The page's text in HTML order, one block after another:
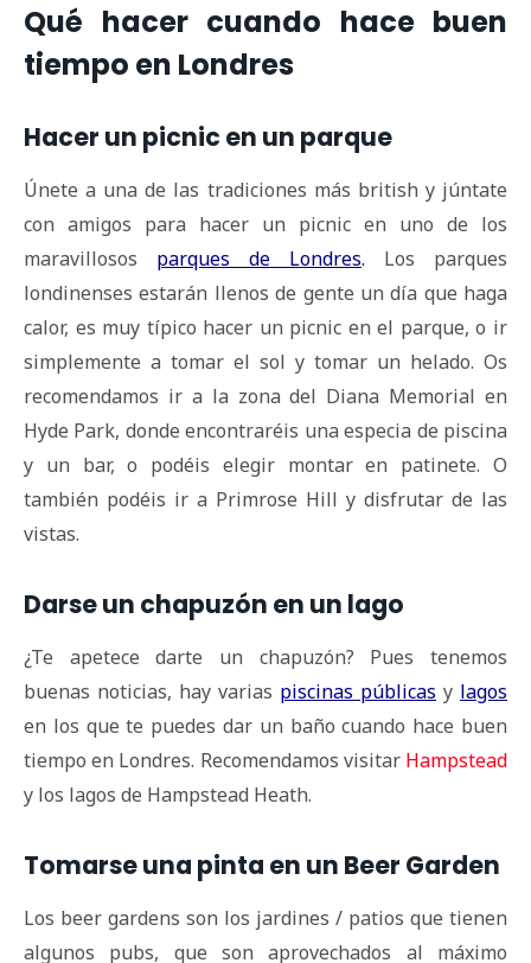
Qué hacer cuando hace buen
tiempo en Londres
Hacer un picnic en un parque
Únete a una de las tradiciones más british y júntate
con amigos para hacer un picnic en uno de los
maravillosos parques de Londres. Los parques
londinenses estarán llenos de gente un día que haga
calor, es muy típico hacer un picnic en el parque, o ir
simplemente a tomar el sol y tomar un helado. Os
recomendamos ir a la zona del Diana Memorial en
Hyde Park, donde encontraréis una especia de piscina
y un bar, o podéis elegir montar en patinete. O
también podéis ir a Primrose Hill y disfrutar de las
vistas.
Darse un chapuzón en un lago
¿Te apetece darte un chapuzón? Pues tenemos
buenas noticias, hay varias piscinas públicas y lagos
en los que te puedes dar un baño cuando hace buen
tiempo en Londres. Recomendamos visitar Hampstead
y los lagos de Hampstead Heath.
Tomarse una pinta en un Beer Garden
Los beer gardens son los jardines / patios que tienen
algunos pubs, que son aprovechados al máximo